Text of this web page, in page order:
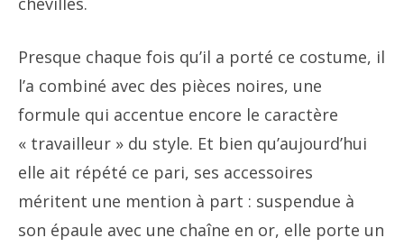
Presque chaque fois qu’il a porté ce costume, il
l’a combiné avec des pièces noires, une
formule qui accentue encore le caractère
« travailleur » du style. Et bien qu’aujourd’hui
elle ait répété ce pari, ses accessoires
méritent une mention à part : suspendue à
son épaule avec une chaîne en or, elle porte un